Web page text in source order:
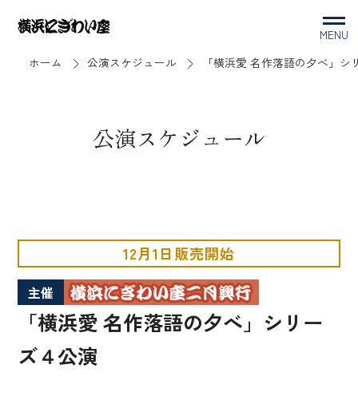
MENU
ホーム
公演スケジュール 「横浜愛 名作落語の夕べ」シ
公演スケジュール
12月1日販売開始
主催
「横浜愛 名作落語の夕べ」シリー
ズ４公演